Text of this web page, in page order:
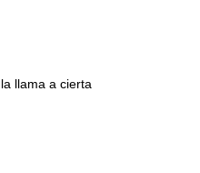
llama a cierta